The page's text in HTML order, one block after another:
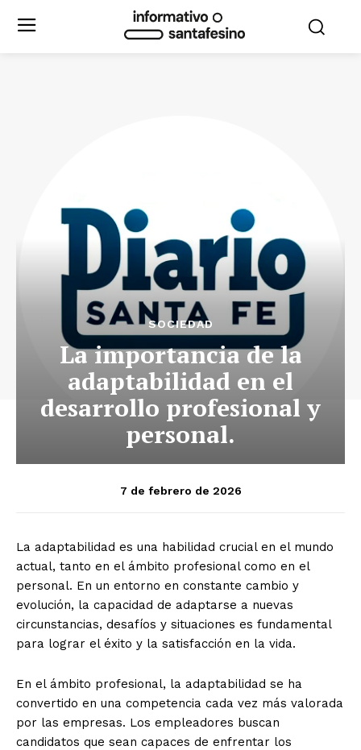
SOCIEDAD
La importancia de la
adaptabilidad en el
desarrollo profesional y
personal.
7 de febrero de 2026
La adaptabilidad es una habilidad crucial en el mundo
actual, tanto en el ámbito profesional como en el
personal. En un entorno en constante cambio y
evolución, la capacidad de adaptarse a nuevas
circunstancias, desafíos y situaciones es fundamental
para lograr el éxito y la satisfacción en la vida.
En el ámbito profesional, la adaptabilidad se ha
convertido en una competencia cada vez más valorada
por las empresas. Los empleadores buscan
candidatos que sean capaces de enfrentar los